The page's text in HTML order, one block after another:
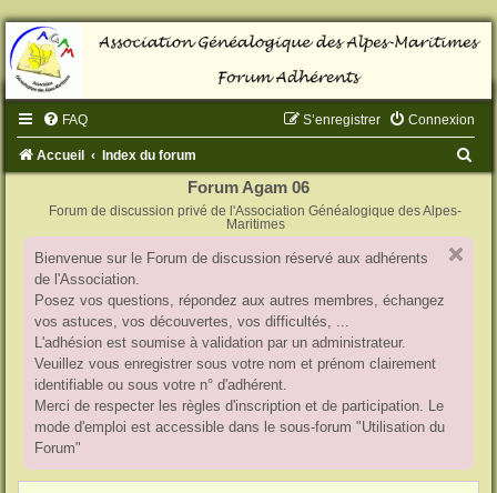
FAQ Connexion
S’enregistrer
Accueil Index du forum
Forum Agam 06
Forum de discussion privé de l'Association Généalogique des Alpes-
Maritimes
Bienvenue sur le Forum de discussion réservé aux adhérents
de l'Association.
Posez vos questions, répondez aux autres membres, échangez
vos astuces, vos découvertes, vos difficultés, ...
L'adhésion est soumise à validation par un administrateur.
Veuillez vous enregistrer sous votre nom et prénom clairement
identifiable ou sous votre n° d'adhérent.
Merci de respecter les règles d'inscription et de participation. Le
mode d'emploi est accessible dans le sous-forum "Utilisation du
Forum"